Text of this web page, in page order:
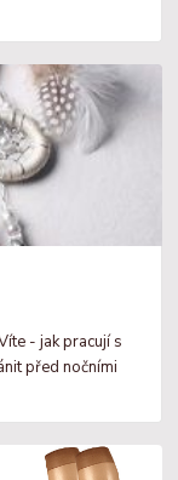
- jak pracují s
před nočními